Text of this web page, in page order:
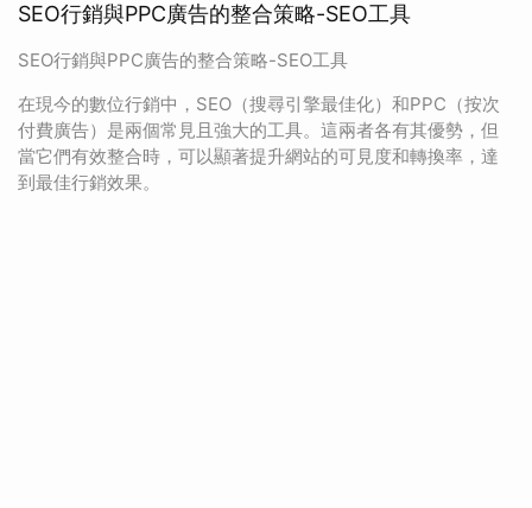
SEO行銷與PPC廣告的整合策略-SEO工具
SEO行銷與PPC廣告的整合策略-SEO工具
在現今的數位行銷中，SEO（搜尋引擎最佳化）和PPC（按次
付費廣告）是兩個常見且強大的工具。這兩者各有其優勢，但
當它們有效整合時，可以顯著提升網站的可見度和轉換率，達
到最佳行銷效果。